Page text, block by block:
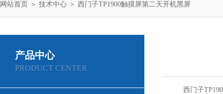
网站首页 ＞ 技术中心 ＞ 西门子TP1900触摸屏第二天开机黑屏
产品中心
PRODUCT CENTER
西门子